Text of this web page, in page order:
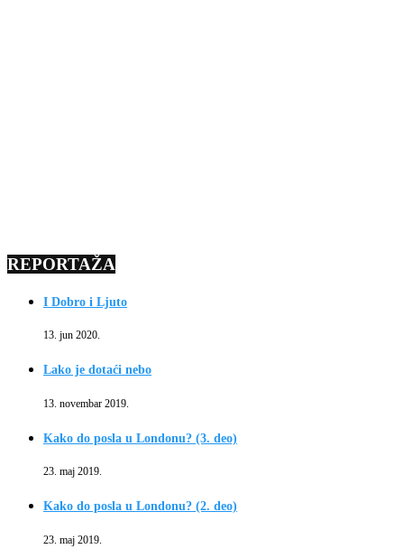
REPORTAŽA
I Dobro i Ljuto
13. jun 2020.
Lako je dotaći nebo
13. novembar 2019.
Kako do posla u Londonu? (3. deo)
23. maj 2019.
Kako do posla u Londonu? (2. deo)
23. maj 2019.